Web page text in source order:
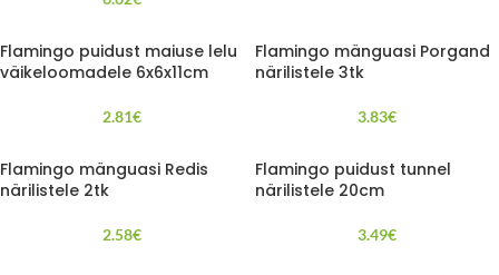
Flamingo puidust maiuse lelu
väikeloomadele 6x6x11cm
2.81€
Flamingo mänguasi Porgand
närilistele 3tk
3.83€
Flamingo mänguasi Redis
närilistele 2tk
2.58€
Flamingo puidust tunnel
närilistele 20cm
3.49€